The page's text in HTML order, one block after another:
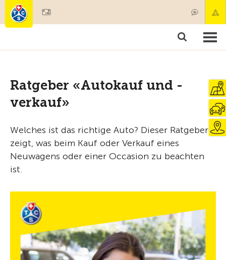
Produkte & Angebote
Ratgeber «Autokauf und -
verkauf»
Welches ist das richtige Auto? Dieser Ratgeber
zeigt, was beim Kauf oder Verkauf eines
Neuwagens oder einer Occasion zu beachten
ist.